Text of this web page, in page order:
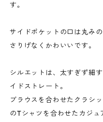
す。
サイドポケットの口は丸み
さりげなくかわいいです。
シルエットは、太すぎず細
イドストレート。
ブラウスを合わせたクラシ
のTシャツを合わせたカジ